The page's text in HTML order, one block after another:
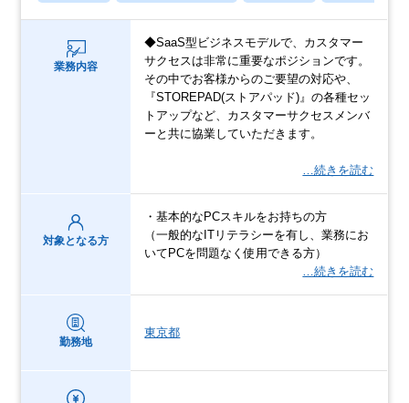
業務内容
◆SaaS型ビジネスモデルで、カスタマー
サクセスは非常に重要なポジションです。
その中でお客様からのご要望の対応や、
『STOREPAD(ストアパッド)』の各種セッ
トアップなど、カスタマーサクセスメンバ
ーと共に協業していただきます。
…続きを読む
対象となる方
・基本的なPCスキルをお持ちの方
（一般的なITリテラシーを有し、業務にお
いてPCを問題なく使用できる方）
…続きを読む
勤務地
東京都